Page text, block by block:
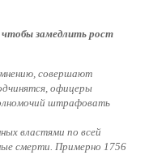
замедлить рост
совершают
офицеры
штрафовать
властями по всей
смерти. Примерно 1756